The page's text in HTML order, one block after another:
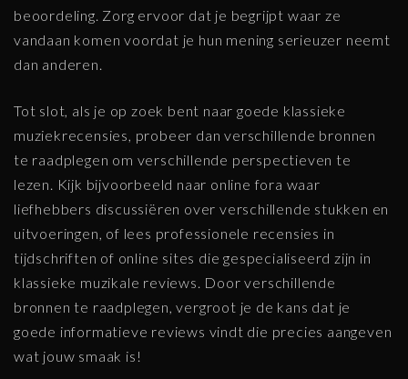
beoordeling. Zorg ervoor dat je begrijpt waar ze
vandaan komen voordat je hun mening serieuzer neemt
dan anderen.
Tot slot, als je op zoek bent naar goede klassieke
muziekrecensies, probeer dan verschillende bronnen
te raadplegen om verschillende perspectieven te
lezen. Kijk bijvoorbeeld naar online fora waar
liefhebbers discussiëren over verschillende stukken en
uitvoeringen, of lees professionele recensies in
tijdschriften of online sites die gespecialiseerd zijn in
klassieke muzikale reviews. Door verschillende
bronnen te raadplegen, vergroot je de kans dat je
goede informatieve reviews vindt die precies aangeven
wat jouw smaak is!